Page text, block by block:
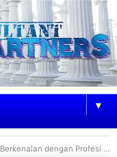
▼
Berkenalan dengan Profesi LegalRealis—Perpaduan Legal & Realis